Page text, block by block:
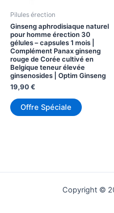
Pilules érection
Ginseng aphrodisiaque naturel
pour homme érection 30
gélules – capsules 1 mois |
Complément Panax ginseng
rouge de Corée cultivé en
Belgique teneur élevée
ginsenosides | Optim Ginseng
19,90€
Offre Spéciale
Copyright ©